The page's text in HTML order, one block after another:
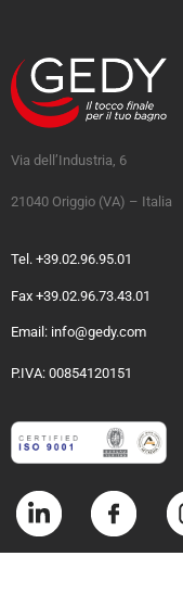
Via dell’Industria, 6
21040 Origgio (VA) – Italia
Tel. +39.02.96.95.01
Fax +39.02.96.73.43.01
Email: info@gedy.com
P.IVA: 00854120151